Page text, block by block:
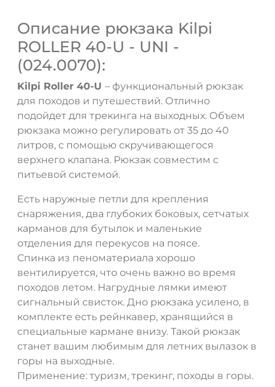
Описание рюкзака Kilpi
ROLLER 40-U - UNI -
(024.0070):
Kilpi Roller 40-U – функциональный рюкзак
для походов и путешествий. Отлично
подойдет для трекинга на выходных. Объем
рюкзака можно регулировать от 35 до 40
литров, с помощью скручивающегося
верхнего клапана. Рюкзак совместим с
питьевой системой.
Есть наружные петли для крепления
снаряжения, два глубоких боковых, сетчатых
карманов для бутылок и маленькие
отделения для перекусов на поясе.
Спинка из пеноматериала хорошо
вентилируется, что очень важно во время
походов летом. Нагрудные лямки имеют
сигнальный свисток. Дно рюкзака усилено, в
комплекте есть рейнкавер, хранящийся в
специальные кармане внизу. Такой рюкзак
станет вашим любимым для летних вылазок в
горы на выходные.
Применение: туризм, трекинг, походы в горы.
ДА НЕТ